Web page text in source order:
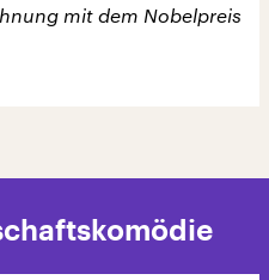
mit dem Nobelpreis